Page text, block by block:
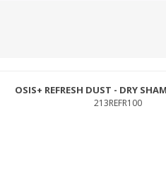
OSIS+ REFRESH DUST - DRY
213REFR100